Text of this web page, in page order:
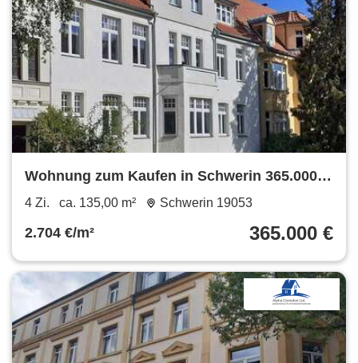
Wohnung zum Kaufen in Schwerin 365.000 €
135 m²
4 Zi. ca. 135,00 m² Schwerin 19053
2.704 €/m² 365.000 €